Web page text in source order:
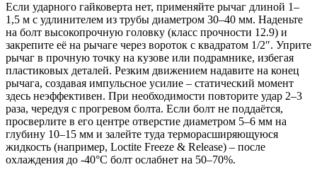
Если ударного гайковерта нет, применяйте рычаг длиной 1–
1,5 м с удлинителем из трубы диаметром 30–40 мм. Наденьте
на болт высокопрочную головку (класс прочности 12.9) и
закрепите её на рычаге через вороток с квадратом 1/2″. Уприте
рычаг в прочную точку на кузове или подрамнике, избегая
пластиковых деталей. Резким движением надавите на конец
рычага, создавая импульсное усилие – статический момент
здесь неэффективен. При необходимости повторите удар 2–3
раза, чередуя с прогревом болта. Если болт не поддаётся,
просверлите в его центре отверстие диаметром 5–6 мм на
глубину 10–15 мм и залейте туда терморасширяющуюся
жидкость (например, Loctite Freeze & Release) – после
охлаждения до -40°C болт ослабнет на 50–70%.